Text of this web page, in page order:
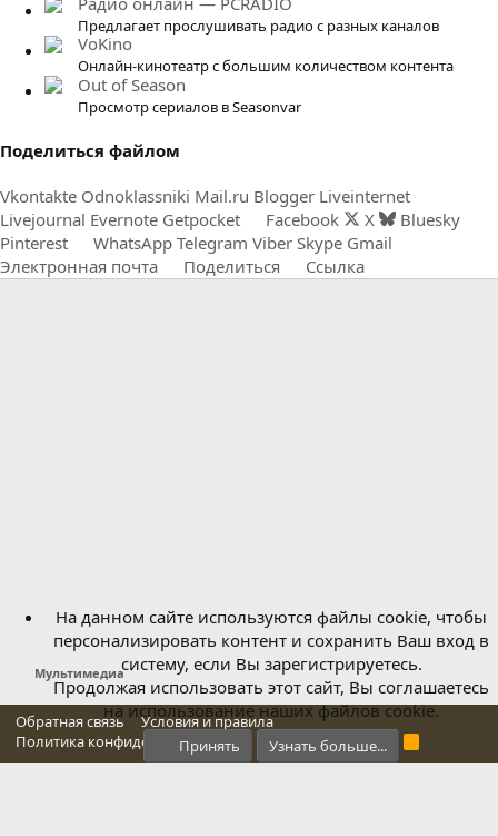
Предлагает прослушивать радио с разных каналов
VoKino
Онлайн-кинотеатр с большим количеством контента
Out of Season
Просмотр сериалов в Seasonvar
Поделиться файлом
Vkontakte Odnoklassniki Mail.ru Blogger Liveinternet
Livejournal Evernote Getpocket Facebook X
Bluesky
Pinterest
WhatsApp Telegram Viber Skype Gmail
Электронная почта
Поделиться Ссылка
Мультимедиа
Обратная связь
Условия и правила
Политика конфиденциальности
Справка Главная
R
На данном сайте используются файлы cookie, чтобы
персонализировать контент и сохранить Ваш вход в
систему, если Вы зарегистрируетесь.
Продолжая использовать этот сайт, Вы соглашаетесь
на использование наших файлов cookie.
Принять Узнать больше...